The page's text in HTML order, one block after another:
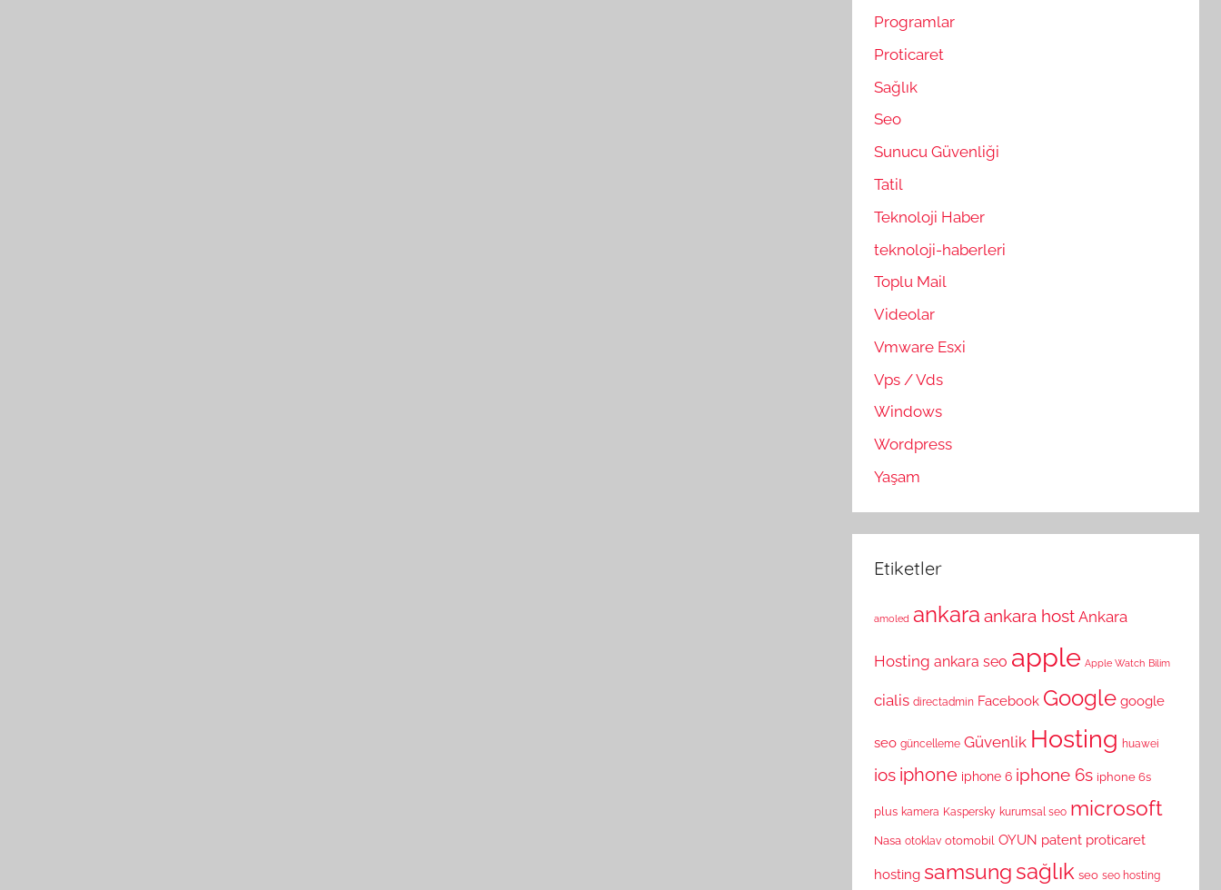
Programlar
Proticaret
Sağlık
Seo
Sunucu Güvenliği
Tatil
Teknoloji Haber
teknoloji-haberleri
Toplu Mail
Videolar
Vmware Esxi
Vps / Vds
Windows
Wordpress
Yaşam
Etiketler
amoled ankara ankara host Ankara
Hosting ankara seo apple Apple Watch Bilim
cialis directadmin Facebook Google google
seo güncelleme Güvenlik Hosting huawei
ios iphone iphone 6 iphone 6s iphone 6s
plus kamera Kaspersky kurumsal seo microsoft
Nasa otoklav otomobil OYUN patent proticaret
hosting samsung sağlık seo seo hosting